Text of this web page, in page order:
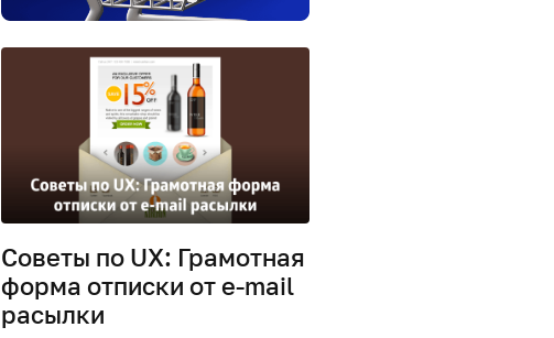
Советы по UX: Грамотная
форма отписки от e-mail
расылки